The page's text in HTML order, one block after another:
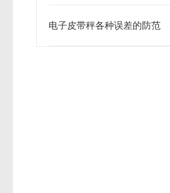
电子皮带秤各种误差的防范